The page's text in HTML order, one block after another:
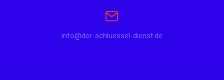
info@der-schluessel-dienst.de